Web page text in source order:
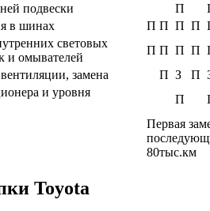
подвески
П
в шинах
П П П П
световых
и омывателей
П П П П
замена
П З П
и уровня
П
Первая
80тыс.км
Toyota